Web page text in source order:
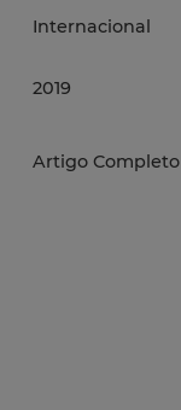
Internacional
2019
Artigo Completo